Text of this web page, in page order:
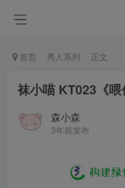
首页 秀人系列 正文
袜小喵 KT023《喂
森小森
3年前发布